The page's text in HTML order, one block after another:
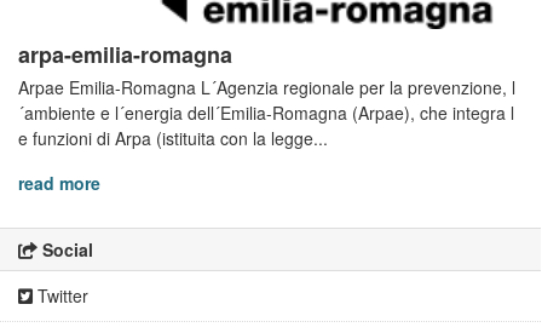
arpa-emilia-romagna
Arpae Emilia-Romagna L´Agenzia regionale per la prevenzione, l
´ambiente e l´energia dell´Emilia-Romagna (Arpae), che integra l
e funzioni di Arpa (istituita con la legge...
read more
Social
Twitter